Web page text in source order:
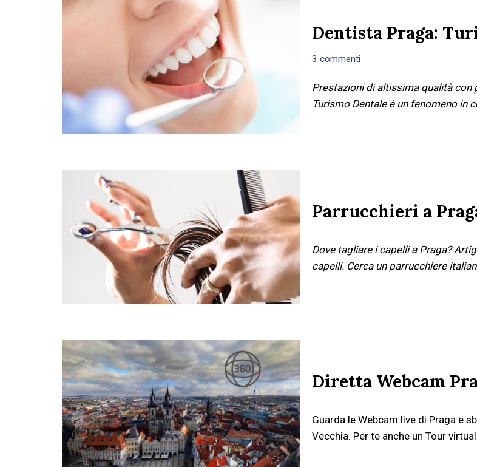
Dentista Praga:
3 commenti
Prestazioni di altissima qualità con
Turismo Dentale è un fenomeno in
Parrucchieri a
Dove tagliare i capelli a Praga?
capelli. Cerca un parrucchiere
Diretta Webcam
Guarda le Webcam live di Praga e
Vecchia. Per te anche un Tour